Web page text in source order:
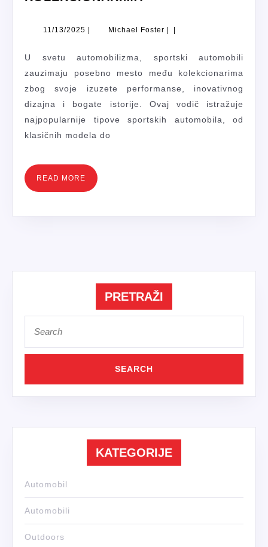
SPORTSKIH
MEĐU
KOLEKCIONARIMA
11/13/2025 11/13/2025Michael Foster Michael
U svetu automobilizma, sportski automobili
zauzimaju posebno mesto među kolekcionarima
zbog svoje izuzete performanse, inovativnog
dizajna i bogate istorije. Ovaj vodič istražuje
najpopularnije tipove sportskih automobila, od
klasičnih modela do
READ MORE READ
MORE
PRETRAŽI
for:
KATEGORIJE
Automobil
Automobili
Outdoors